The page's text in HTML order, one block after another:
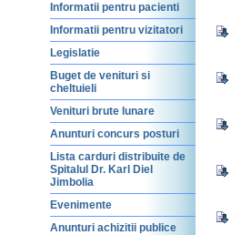
Informatii pentru pacienti
Informatii pentru vizitatori
Legislatie
Buget de venituri si
cheltuieli
Venituri brute lunare
Anunturi concurs posturi
Lista carduri distribuite de
Spitalul Dr. Karl Diel
Jimbolia
Evenimente
Anunturi achizitii publice